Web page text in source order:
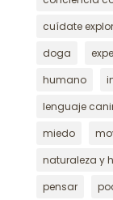
cuídate
doga
humano
lenguaje
miedo
naturaleza y
pensar